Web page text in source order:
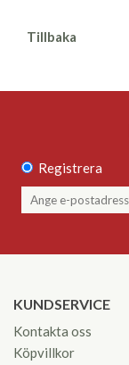
Tillbaka
Registrera
KUNDSERVICE
Kontakta oss
Köpvillkor